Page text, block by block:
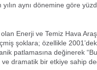
aynı dönemine göre
Enerji ve Temiz Hava
şoklara; özellikle
patlamasına değinerek
dramatik bir etkiye sahip